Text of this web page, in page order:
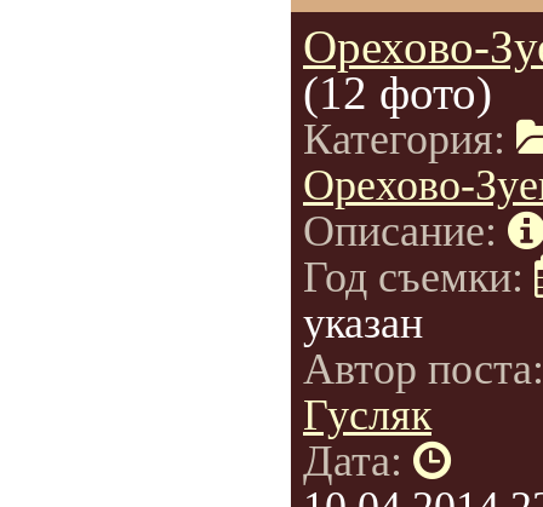
Орехово-
(12 фото)
Категория:
Орехово-
Описание:
Год съемки:
указан
Автор
Гусляк
Дата: